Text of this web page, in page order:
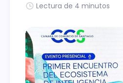
Lectura de 4 minutos